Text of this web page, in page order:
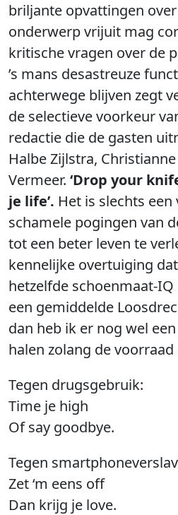
briljante opvattingen
onderwerp vrijuit mag
kritische vragen over de
’s mans desastreuze
achterwege blijven zegt
de selectieve voorkeur
redactie die de gasten
Halbe Zijlstra,
Vermeer. ‘Drop your
je life’. Het is slechts een
schamele pogingen van
tot een beter leven te
kennelijke overtuiging
hetzelfde schoenmaat-
een gemiddelde
dan heb ik er nog wel
halen zolang de
Tegen drugsgebruik:
Time je high
Of say goodbye.
Tegen
Zet ‘m eens off
Dan krijg je love.